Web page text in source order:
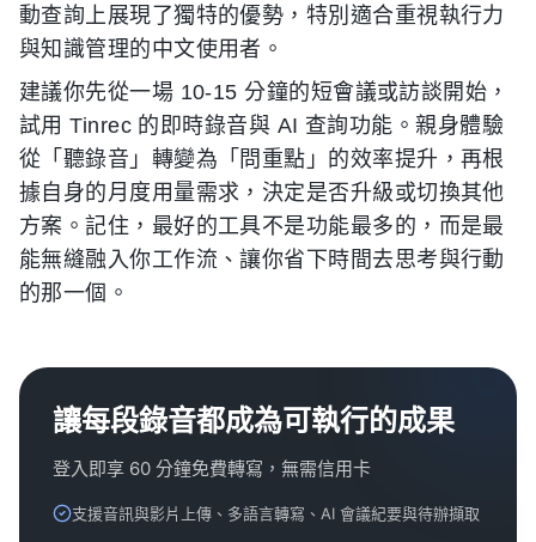
動查詢上展現了獨特的優勢，特別適合重視執行力
與知識管理的中文使用者。
建議你先從一場 10-15 分鐘的短會議或訪談開始，
試用 Tinrec 的即時錄音與 AI 查詢功能。親身體驗
從「聽錄音」轉變為「問重點」的效率提升，再根
據自身的月度用量需求，決定是否升級或切換其他
方案。記住，最好的工具不是功能最多的，而是最
能無縫融入你工作流、讓你省下時間去思考與行動
的那一個。
讓每段錄音都成為可執行的成果
登入即享 60 分鐘免費轉寫，無需信用卡
支援音訊與影片上傳、多語言轉寫、AI 會議紀要與待辦擷取